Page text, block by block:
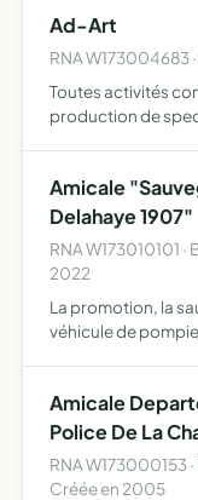
Ad-Art
RNA W173004683
Toutes activités
production de
ayant des act…
Amicale
Delahaye 1907"
RNA W173010101
2022
La promotion, la
véhicule de
sur m…
Amicale
Police De La
RNA W173000153
Créée en 2005